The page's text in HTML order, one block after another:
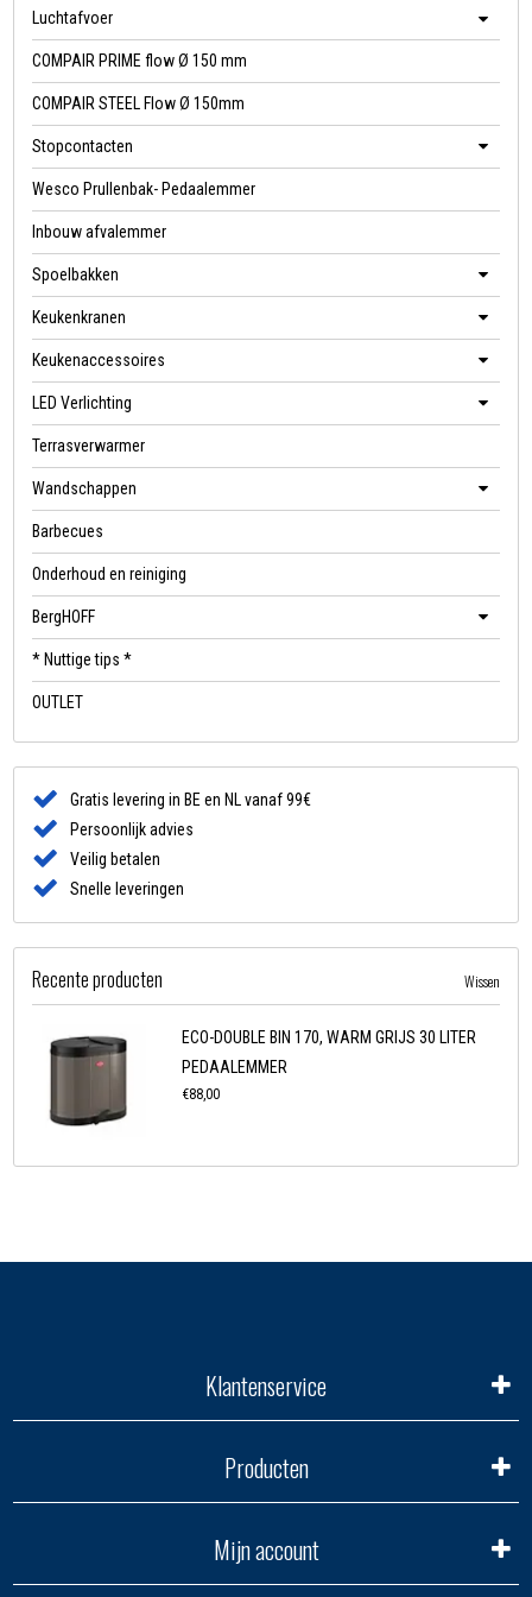
Luchtafvoer
COMPAIR PRIME flow Ø 150 mm
COMPAIR STEEL Flow Ø 150mm
Stopcontacten
Wesco Prullenbak- Pedaalemmer
Inbouw afvalemmer
Spoelbakken
Keukenkranen
Keukenaccessoires
LED Verlichting
Terrasverwarmer
Wandschappen
Barbecues
Onderhoud en reiniging
BergHOFF
* Nuttige tips *
OUTLET
Gratis levering in BE en NL vanaf 99€
Persoonlijk advies
Veilig betalen
Snelle leveringen
Recente producten Wissen
ECO-DOUBLE BIN 170, WARM GRIJS 30 LITER
PEDAALEMMER
€88,00
Klantenservice
Producten
Mijn account